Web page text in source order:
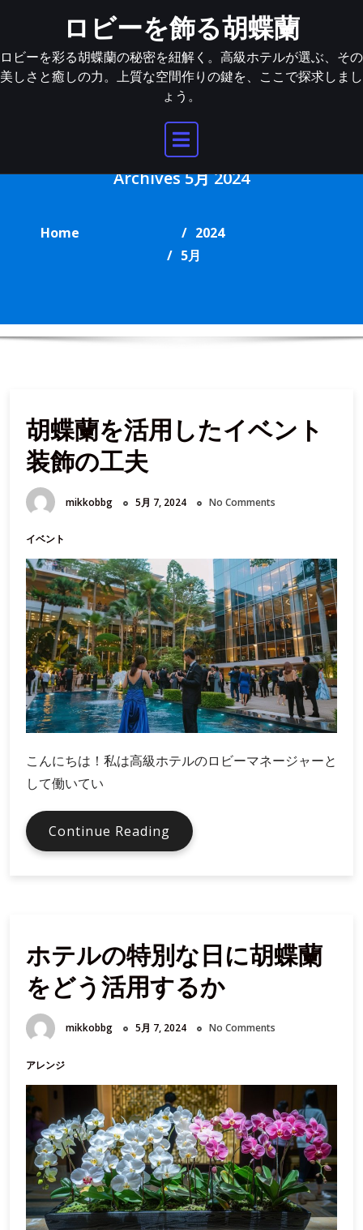
content
ロビーを飾る胡蝶蘭
ロビーを彩る胡蝶蘭の秘密を紐解く。高級ホテルが選ぶ、その
美しさと癒しの力。上質な空間作りの鍵を、ここで探求しまし
ょう。
Archives 5月 2024
Home
2024
5月
胡蝶蘭を活用したイベント
装飾の工夫
mikkobbg 5月 7, 2024 No Comments
イベント
こんにちは！私は高級ホテルのロビーマネージャーと
して働いてい
Continue Reading
蝶
し
た
イ
ン
飾
の
工
夫
ホテルの特別な日に胡蝶蘭
をどう活用するか
mikkobbg 5月 7, 2024 No Comments
アレンジ